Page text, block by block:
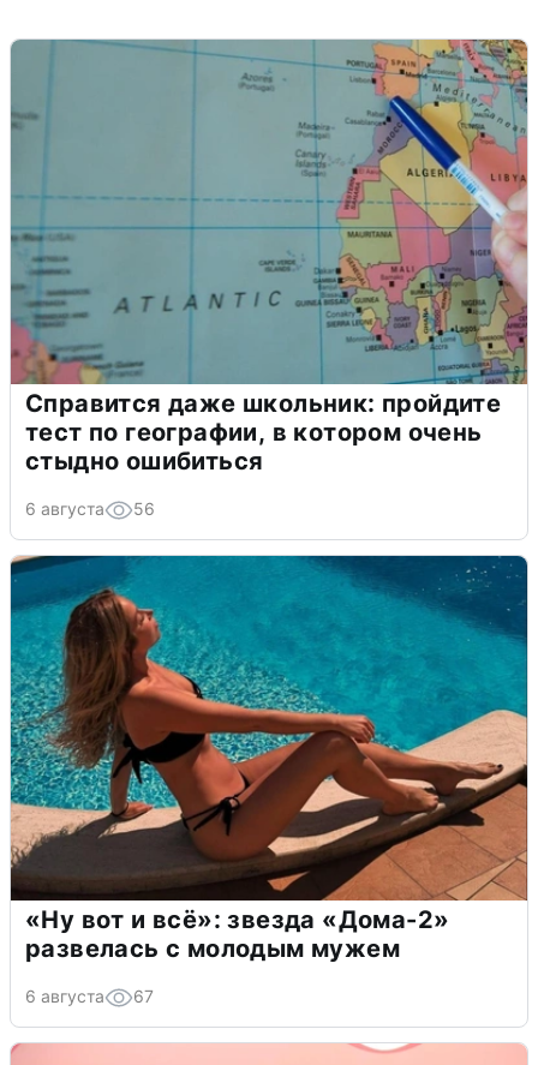
Справится даже школьник: пройдите
тест по географии, в котором очень
стыдно ошибиться
6 августа 56
«Ну вот и всё»: звезда «Дома-2»
развелась с молодым мужем
6 августа 67